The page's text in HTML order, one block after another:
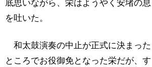
底思いながら、栄はようやく安堵の息
を吐いた。
和太鼓演奏の中止が正式に決まった
ところでお役御免となった栄だが、す